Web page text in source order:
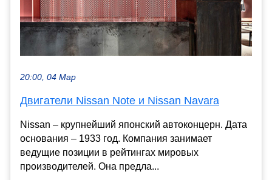
20:00, 04 Мар
Двигатели Nissan Note и Nissan Navara
Nissan – крупнейший японский автоконцерн. Дата
основания – 1933 год. Компания занимает
ведущие позиции в рейтингах мировых
производителей. Она предла...